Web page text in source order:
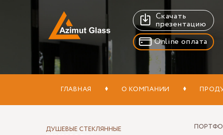
Скачать
презентацию
Online оплата
ГЛАВНАЯ О КОМПАНИИ
ДУШЕВЫЕ СТЕКЛЯННЫЕ